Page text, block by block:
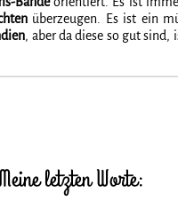
überzeugen. Es ist ein
, aber da diese so gut sind,
letzten Worte: